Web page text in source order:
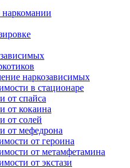
наркозависимых
в стационаре
от спайса
от кокаина
от солей
от мефедрона
от героина
от метамфетамина
от экстази